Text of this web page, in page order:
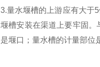
3.量水堰槽的上游应有大于
堰槽安装在渠道上要牢固
是堰口；量水槽的计量部位